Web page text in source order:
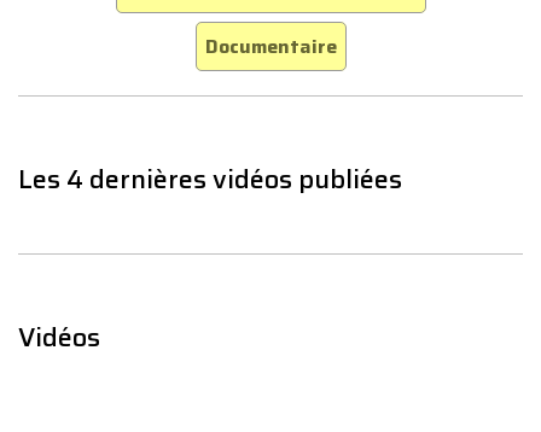
Documentaire
Les 4 dernières vidéos publiées
Vidéos